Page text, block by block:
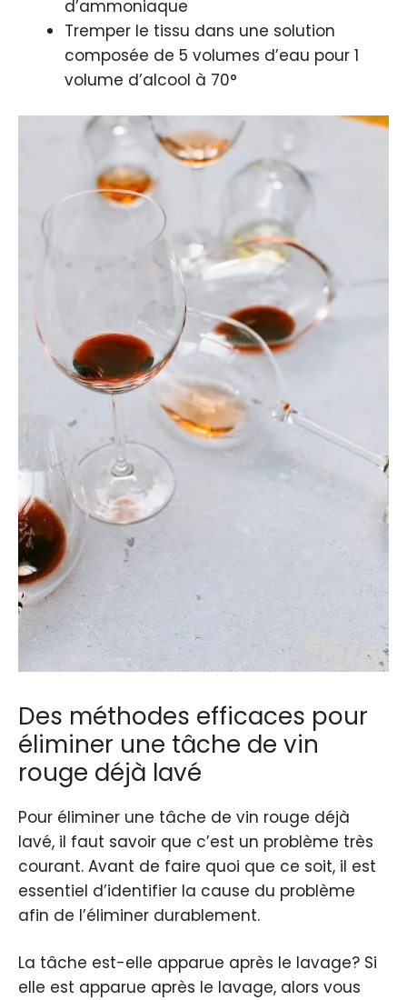
d’ammoniaque
Tremper le tissu dans une solution
composée de 5 volumes d’eau pour 1
volume d’alcool à 70°
Des méthodes efficaces pour
éliminer une tâche de vin
rouge déjà lavé
Pour éliminer une tâche de vin rouge déjà
lavé, il faut savoir que c’est un problème très
courant. Avant de faire quoi que ce soit, il est
essentiel d’identifier la cause du problème
afin de l’éliminer durablement.
La tâche est-elle apparue après le lavage? Si
elle est apparue après le lavage, alors vous